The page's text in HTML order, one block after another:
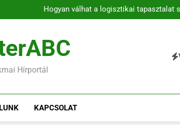
Hogyan válhat a logisztikai tapasztalat
A mentor kulcsszerepe az új
Hogyan válhat a logisztikai tapasztalat
A mentor kulcsszerepe az új
Hírportál
KAPCSOLAT